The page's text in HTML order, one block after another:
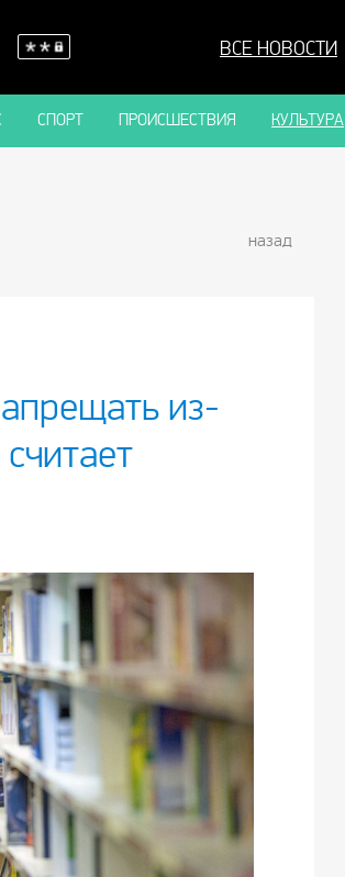
ВСЕ НОВОСТИ
СПОРТ ПРОИСШЕСТВИЯ КУЛЬТУРА
назад
из-